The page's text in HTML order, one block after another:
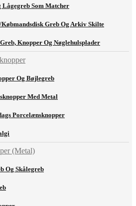
Lågegreb Som Matcher
Greb Og Arkiv Skilte
Knopper Og Nøglehulsplader
Og Bøjlegreb
Med Metal
Porcelænsknopper
(Metal)
Og Skålegreb